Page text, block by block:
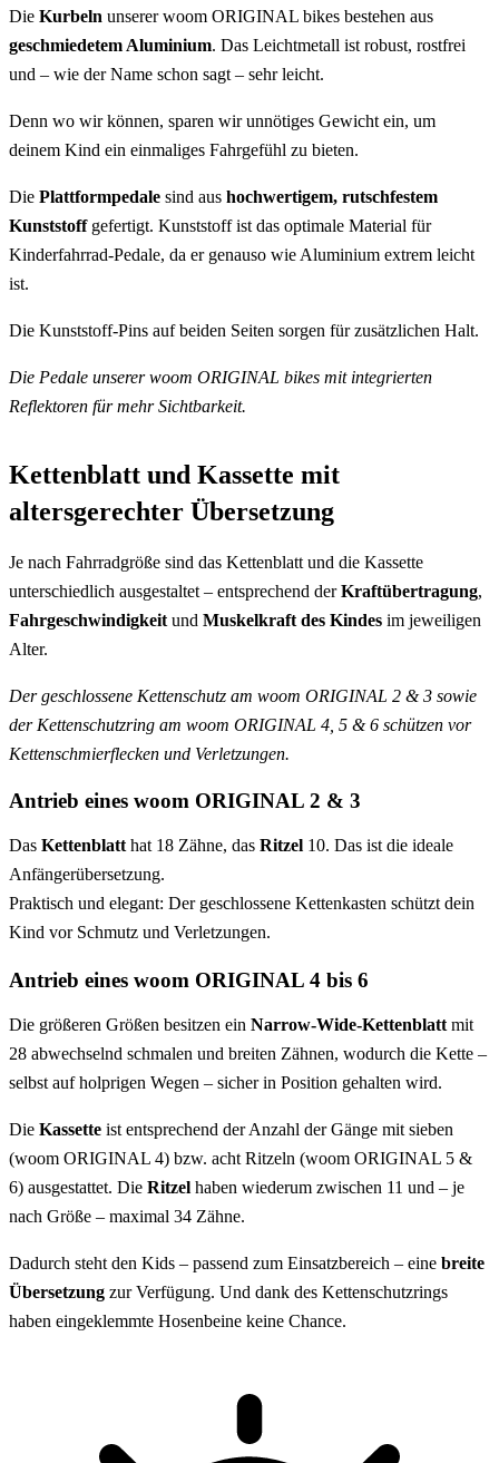
Die Kurbeln unserer woom ORIGINAL bikes bestehen aus
geschmiedetem Aluminium. Das Leichtmetall ist robust, rostfrei
und – wie der Name schon sagt – sehr leicht.
Denn wo wir können, sparen wir unnötiges Gewicht ein, um
deinem Kind ein einmaliges Fahrgefühl zu bieten.
Die Plattformpedale sind aus hochwertigem, rutschfestem
Kunststoffgefertigt. Kunststoff ist das optimale Material für
Kinderfahrrad-Pedale, da er genauso wie Aluminium extrem leicht
ist.
Die Kunststoff-Pins auf beiden Seiten sorgen für zusätzlichen Halt.
Die Pedale unserer woom ORIGINAL bikes mit integrierten
Reflektoren für mehr Sichtbarkeit.
Kettenblatt und Kassette mit
altersgerechter Übersetzung
Je nach Fahrradgröße sind das Kettenblatt und die Kassette
unterschiedlich ausgestaltet – entsprechend derKraftübertragung,
Fahrgeschwindigkeit und Muskelkraft des Kindes im jeweiligen
Alter.
Der geschlossene Kettenschutz am woom ORIGINAL 2 & 3 sowie
der Kettenschutzring am woom ORIGINAL 4, 5 & 6 schützen vor
Kettenschmierflecken und Verletzungen.
Antrieb eines woom ORIGINAL 2 & 3
Das Kettenblatthat 18 Zähne, das Ritzel 10. Das ist die ideale
Anfängerübersetzung.
Praktisch und elegant: Der geschlossene Kettenkasten schützt dein
Kind vor Schmutz und Verletzungen.
Antrieb eines woom ORIGINAL 4 bis 6
Die größeren Größen besitzen ein Narrow-Wide-Kettenblatt mit
28 abwechselnd schmalen und breiten Zähnen, wodurch die Kette –
selbst auf holprigen Wegen – sicher in Position gehalten wird.
Die Kassette ist entsprechend der Anzahl der Gänge mit sieben
(woom ORIGINAL 4) bzw. acht Ritzeln (woom ORIGINAL 5 &
6) ausgestattet. Die Ritzel haben wiederum zwischen 11 und – je
nach Größe – maximal 34 Zähne.
Dadurch steht den Kids – passend zum Einsatzbereich – eine breite
Übersetzung zur Verfügung. Und dank des Kettenschutzrings
haben eingeklemmte Hosenbeine keine Chance.